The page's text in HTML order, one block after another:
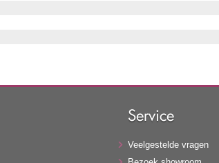
Service
Veelgestelde vragen